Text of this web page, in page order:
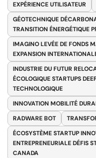
EXPÉRIENCE UTILISATEUR
GÉOTECHNIQUE
TRANSITION ÉNERGÉTIQUE
IMAGINO LEVÉE DE FONDS
EXPANSION
INDUSTRIE DU FUTUR
ÉCOLOGIQUE STARTUPS
TECHNOLOGIQUE
INNOVATION MOBILITÉ
RADWARE BOT
ÉCOSYSTÈME STARTUP
ENTREPRENEURIALE DÉFIS
CANADA